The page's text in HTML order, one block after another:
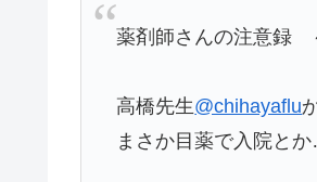
薬剤師さんの注意録
高橋先生@chihayaflu
まさか目薬で入院と